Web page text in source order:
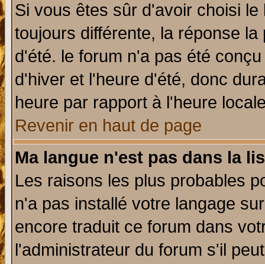
Si vous êtes sûr d'avoir choisi
toujours différente, la réponse
d'été. le forum n'a pas été
d'hiver et l'heure d'été, donc
heure par rapport à l'heure
Revenir en haut de page
Ma langue n'est pas dans la
Les raisons les plus probables
n'a pas installé votre langage
encore traduit ce forum dans
l'administrateur du forum s'il